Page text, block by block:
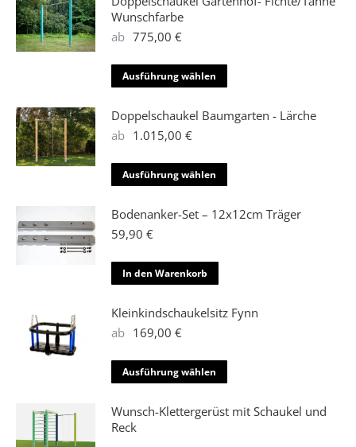
Optionen
können
Produktseite
gewählt
werden
Wunschfarbe
ab 775,00 €
Ausführung wählen
Produkt
weist
auf.
Die
Optionen
werden
Doppelschaukel Baumgarten - Lärche
ab 1.015,00 €
Ausführung wählen
Produkt
weist
Optionen
können
der
Produktseite
werden
Bodenanker-Set – 12x12cm Träger
59,90 €
In den Warenkorb
Kleinkindschaukelsitz Fynn
ab 169,00 €
Ausführung wählen
Produkt
weist
Wunsch-Klettergerüst mit Schaukel und
Reck